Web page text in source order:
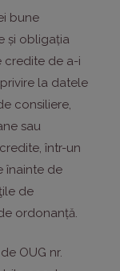
bune
și obligația
credite de a-i
la datele
consiliere,
sau
într-un
înainte de
de
ordonanță.
OUG nr.